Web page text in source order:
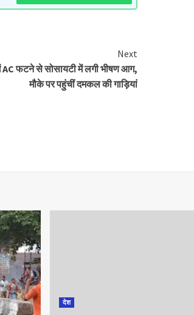
Next
AC फटने से सोसायटी में लगी भीषण आग,
मौके पर पहुंचीं दमकल की गाड़ियां
देश